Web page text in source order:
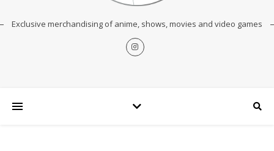
Exclusive merchandising of anime, shows, movies and video games